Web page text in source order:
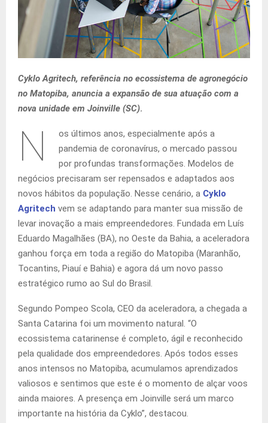
Cyklo Agritech, referência no ecossistema de agronegócio
no Matopiba, anuncia a expansão de sua atuação com a
nova unidade em Joinville (SC).
N
os últimos anos, especialmente após a
pandemia de coronavírus, o mercado passou
por profundas transformações. Modelos de
negócios precisaram ser repensados e adaptados aos
novos hábitos da população. Nesse cenário, a Cyklo
Agritech vem se adaptando para manter sua missão de
levar inovação a mais empreendedores. Fundada em Luís
Eduardo Magalhães (BA), no Oeste da Bahia, a aceleradora
ganhou força em toda a região do Matopiba (Maranhão,
Tocantins, Piauí e Bahia) e agora dá um novo passo
estratégico rumo ao Sul do Brasil.
Segundo Pompeo Scola, CEO da aceleradora, a chegada a
Santa Catarina foi um movimento natural. “O
ecossistema catarinense é completo, ágil e reconhecido
pela qualidade dos empreendedores. Após todos esses
anos intensos no Matopiba, acumulamos aprendizados
valiosos e sentimos que este é o momento de alçar voos
ainda maiores. A presença em Joinville será um marco
importante na história da Cyklo”, destacou.